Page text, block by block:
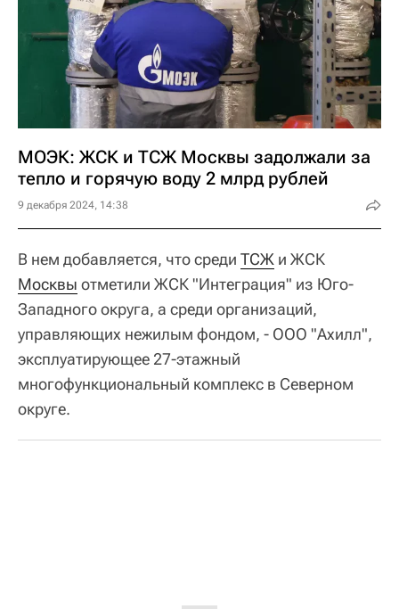
МОЭК: ЖСК и ТСЖ Москвы задолжали за
тепло и горячую воду 2 млрд рублей
9 декабря 2024, 14:38
В нем добавляется, что среди ТСЖ и ЖСК
Москвы отметили ЖСК "Интеграция" из Юго-
Западного округа, а среди организаций,
управляющих нежилым фондом, - ООО "Ахилл",
эксплуатирующее 27-этажный
многофункциональный комплекс в Северном
округе.